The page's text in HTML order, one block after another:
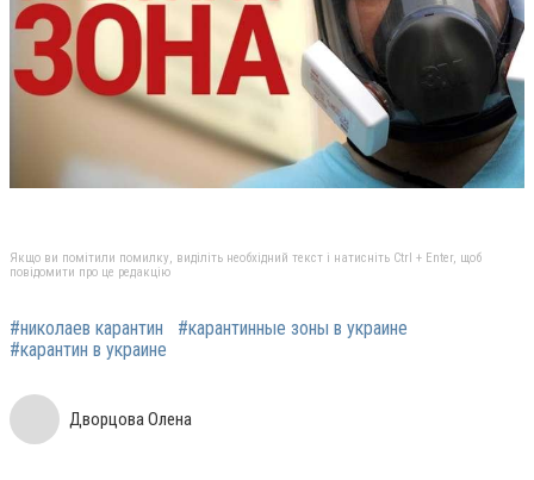
Якщо ви помітили помилку, виділіть необхідний текст і натисніть Ctrl + Enter, щоб
повідомити про це редакцію
#николаев карантин
#карантинные зоны в украине
#карантин в украине
Дворцова Олена